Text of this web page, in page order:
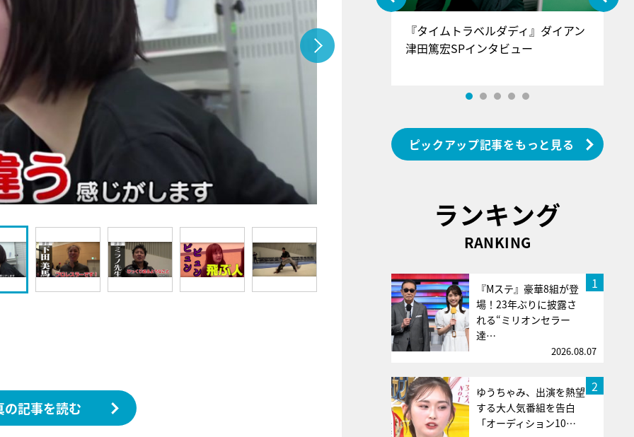
の記事を読む
『アイ＝ラブ！げーみんぐ』＝LOV
E齋藤樹愛羅＆佐々木舞香SPインタ
ビュー
『タイムトラベルダディ』ダイアン
津田篤宏SPインタビュー
ピックアップ記事をもっと見る
ランキング
RANKING
1
『Mステ』豪華8組が登
場！23年ぶりに披露さ
れる“ミリオンセラー
達…
2026.08.07
2
ゆうちゃみ、出演を熱望
する大人気番組を告白
「オーディション10…